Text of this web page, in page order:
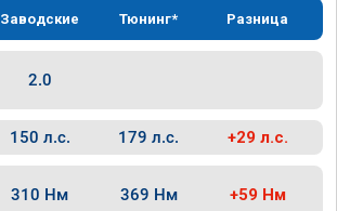
Заводские Тюнинг* Разница
2.0
150 л.с. 179 л.с. +29 л.с.
310 Нм 369 Нм +59 Нм